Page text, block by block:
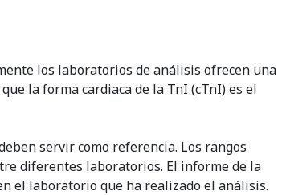
los laboratorios de análisis ofrecen una
la forma cardiaca de la TnI (cTnI) es el
servir como referencia. Los rangos
diferentes laboratorios. El informe de la
el laboratorio que ha realizado el análisis.